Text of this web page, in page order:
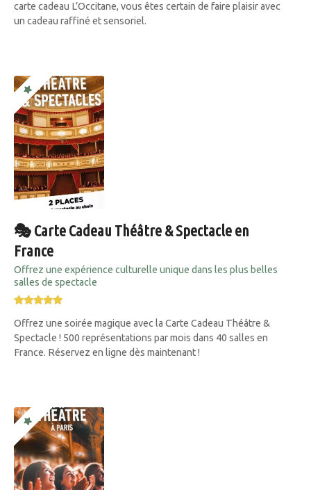
carte cadeau L’Occitane, vous êtes certain de faire plaisir avec
un cadeau raffiné et sensoriel.
🎭 Carte Cadeau Théâtre & Spectacle en
France
Offrez une expérience culturelle unique dans les plus belles
salles de spectacle
Offrez une soirée magique avec la Carte Cadeau Théâtre &
Spectacle ! 500 représentations par mois dans 40 salles en
France. Réservez en ligne dès maintenant !